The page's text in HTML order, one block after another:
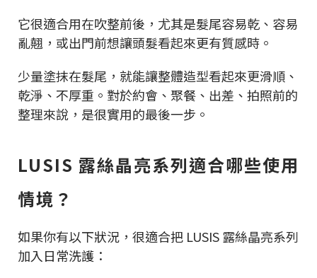
它很適合用在吹整前後，尤其是髮尾容易乾、容易
亂翹，或出門前想讓頭髮看起來更有質感時。
少量塗抹在髮尾，就能讓整體造型看起來更滑順、
乾淨、不厚重。對於約會、聚餐、出差、拍照前的
整理來說，是很實用的最後一步。
LUSIS 露絲晶亮系列適合哪些使用
情境？
如果你有以下狀況，很適合把 LUSIS 露絲晶亮系列
加入日常洗護：